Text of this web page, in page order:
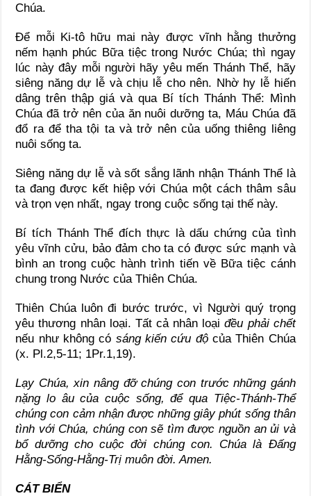
Chúa.
Để mỗi Ki-tô hữu mai này được vĩnh hằng thưởng
nếm hạnh phúc Bữa tiệc trong Nước Chúa; thì ngay
lúc này đây mỗi người hãy yêu mến Thánh Thể, hãy
siêng năng dự lễ và chịu lễ cho nên. Nhờ hy lễ hiến
dâng trên thập giá và qua Bí tích Thánh Thể: Mình
Chúa đã trở nên của ăn nuôi dưỡng ta, Máu Chúa đã
đổ ra để tha tội ta và trở nên của uống thiêng liêng
nuôi sống ta.
Siêng năng dự lễ và sốt sắng lãnh nhận Thánh Thể là
ta đang được kết hiệp với Chúa một cách thâm sâu
và trọn vẹn nhất, ngay trong cuộc sống tại thế này.
Bí tích Thánh Thể đích thực là dấu chứng của tình
yêu vĩnh cửu, bảo đảm cho ta có được sức mạnh và
bình an trong cuộc hành trình tiến về Bữa tiệc cánh
chung trong Nước của Thiên Chúa.
Thiên Chúa luôn đi bước trước, vì Người quý trọng
yêu thương nhân loại. Tất cả nhân loạiđều phải chết
nếu như không có sáng kiến cứu độcủa Thiên Chúa
(x. Pl.2,5-11; 1Pr.1,19).
Lạy Chúa, xin nâng đỡ chúng con trước những gánh
nặng lo âu của cuộc sống, để qua Tiệc-Thánh-Thể
chúng con cảm nhận được những giây phút sống thân
tình với Chúa, chúng con sẽ tìm được nguồn an ủi và
bổ dưỡng cho cuộc đời chúng con. Chúa là Đấng
Hằng-Sống-Hằng-Trị muôn đời. Amen.
CÁT BIỂN